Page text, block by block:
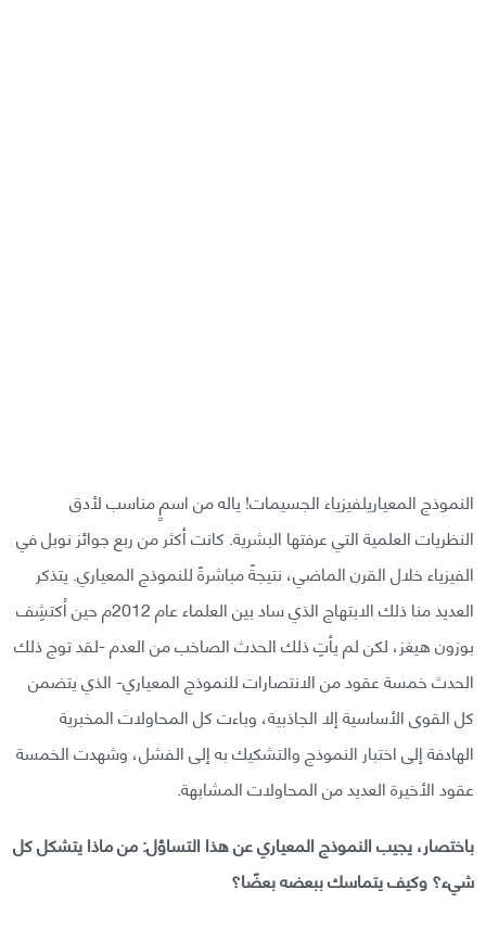
النموذج المعياريلفيزياء الجسيمات! ياله من اسمٍ مناسب لأدق
النظريات العلمية التي عرفتها البشرية. كانت أكثر من ربع جوائز نوبل في
الفيزياء خلال القرن الماضي، نتيجةً مباشرةً للنموذج المعياري. يتذكر
العديد منا ذلك الابتهاج الذي ساد بين العلماء عام 2012م حين اُكتشِف
بوزون هيغز، لكن لم يأتِ ذلك الحدث الصاخب من العدم -لقد توج ذلك
الحدث خمسة عقود من الانتصارات للنموذج المعياري- الذي يتضمن
كل القوى الأساسية إلا الجاذبية، وباءت كل المحاولات المخبرية
الهادفة إلى اختبار النموذج والتشكيك به إلى الفشل، وشهدت الخمسة
عقود الأخيرة العديد من المحاولات المشابهة.
باختصار، يجيب النموذج المعياري عن هذا التساؤل: من ماذا يتشكل كل
شيء؟ وكيف يتماسك ببعضه بعضًا؟